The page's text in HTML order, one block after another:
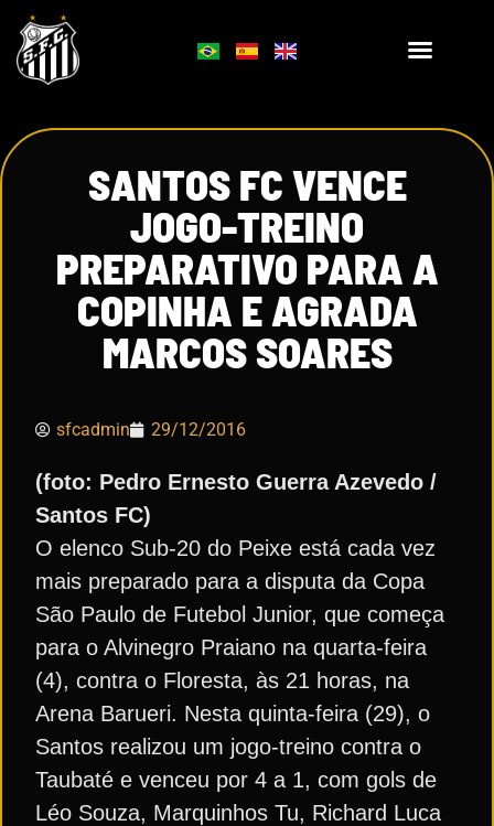
SANTOS FC VENCE
JOGO-TREINO
PREPARATIVO PARA A
COPINHA E AGRADA
MARCOS SOARES
sfcadmin 29/12/2016
(foto: Pedro Ernesto Guerra Azevedo /
Santos FC)
O elenco Sub-20 do Peixe está cada vez
mais preparado para a disputa da Copa
São Paulo de Futebol Junior, que começa
para o Alvinegro Praiano na quarta-feira
(4), contra o Floresta, às 21 horas, na
Arena Barueri. Nesta quinta-feira (29), o
Santos realizou um jogo-treino contra o
Taubaté e venceu por 4 a 1, com gols de
Léo Souza, Marquinhos Tu, Richard Luca